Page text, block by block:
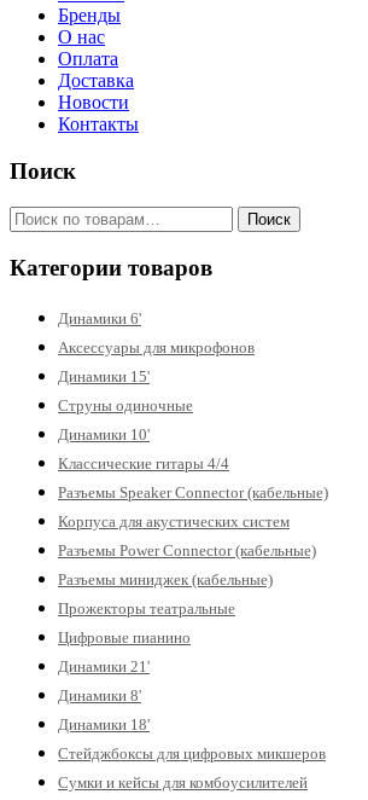
Бренды
О нас
Оплата
Доставка
Новости
Контакты
Поиск
Искать: Поиск
Категории товаров
Динамики 6'
Аксессуары для микрофонов
Динамики 15'
Струны одиночные
Динамики 10'
Классические гитары 4/4
Разъемы Speaker Connector (кабельные)
Корпуса для акустических систем
Разъемы Power Connector (кабельные)
Разъемы миниджек (кабельные)
Прожекторы театральные
Цифровые пианино
Динамики 21'
Динамики 8'
Динамики 18'
Стейджбоксы для цифровых микшеров
Сумки и кейсы для комбоусилителей